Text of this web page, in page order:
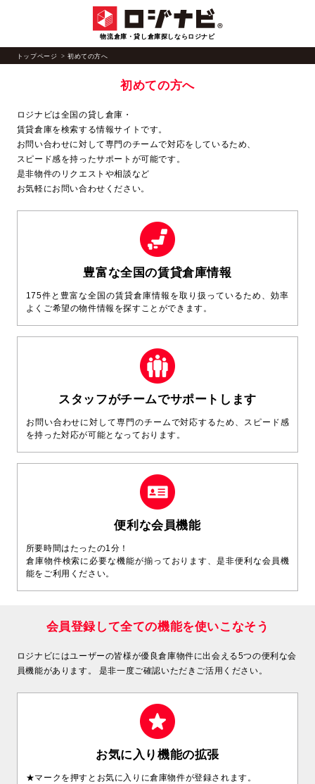
物流倉庫・貸し倉庫探しならロジナビ
トップページ 初めての方へ
初めての方へ
ロジナビは全国の貸し倉庫・
賃貸倉庫を検索する情報サイトです。
お問い合わせに対して専門のチームで対応をしているため、
スピード感を持ったサポートが可能です。
是非物件のリクエストや相談など
お気軽にお問い合わせください。
豊富な全国の賃貸倉庫情報
175件と豊富な全国の賃貸倉庫情報を取り扱っているため、効率
よくご希望の物件情報を探すことができます。
スタッフがチームでサポートします
お問い合わせに対して専門のチームで対応するため、スピード感
を持った対応が可能となっております。
便利な会員機能
所要時間はたったの1分！
倉庫物件検索に必要な機能が揃っております、是非便利な会員機
能をご利用ください。
会員登録して全ての機能を使いこなそう
ロジナビにはユーザーの皆様が優良倉庫物件に出会える5つの便利な会
員機能があります。
是非一度ご確認いただきご活用ください。
お気に入り機能の拡張
★マークを押すとお気に入りに倉庫物件が登録されます。